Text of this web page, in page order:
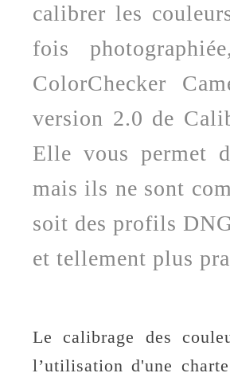
calibrer les
fois
ColorChecker
version 2.0 de
Elle vous permet
mais ils ne sont
soit des profils
et tellement plus
Le calibrage des
l’utilisation d'une